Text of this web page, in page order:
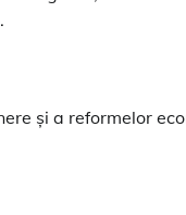
și a reformelor